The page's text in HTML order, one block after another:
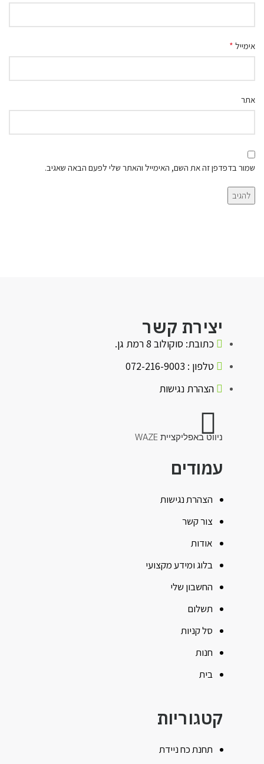
אימייל *
אתר
שמור בדפדפן זה את השם, האימייל והאתר שלי לפעם הבאה שאגיב.
יצירת קשר
כתובת: סוקולוב 8 רמת גן.
טלפון : 072-216-9003
הצהרת נגישות
ניווט באפליקציית WAZE
עמודים
הצהרת נגישות
צור קשר
אודות
בלוג ומידע מקצועי
החשבון שלי
תשלום
סל קניות
חנות
בית
קטגוריות
תחנת כח ניידת